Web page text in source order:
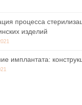
процесса
изделий
имплантата: